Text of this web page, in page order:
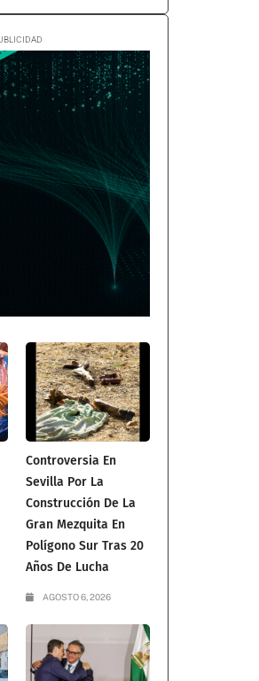
Controversia En
Sevilla Por La
Construcción De La
Gran Mezquita En
Polígono Sur Tras 20
Años De Lucha
AGOSTO 6, 2026